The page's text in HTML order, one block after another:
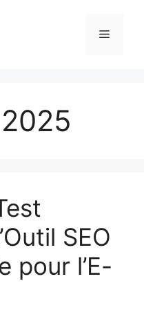
Menu
SEO
pour l’E-